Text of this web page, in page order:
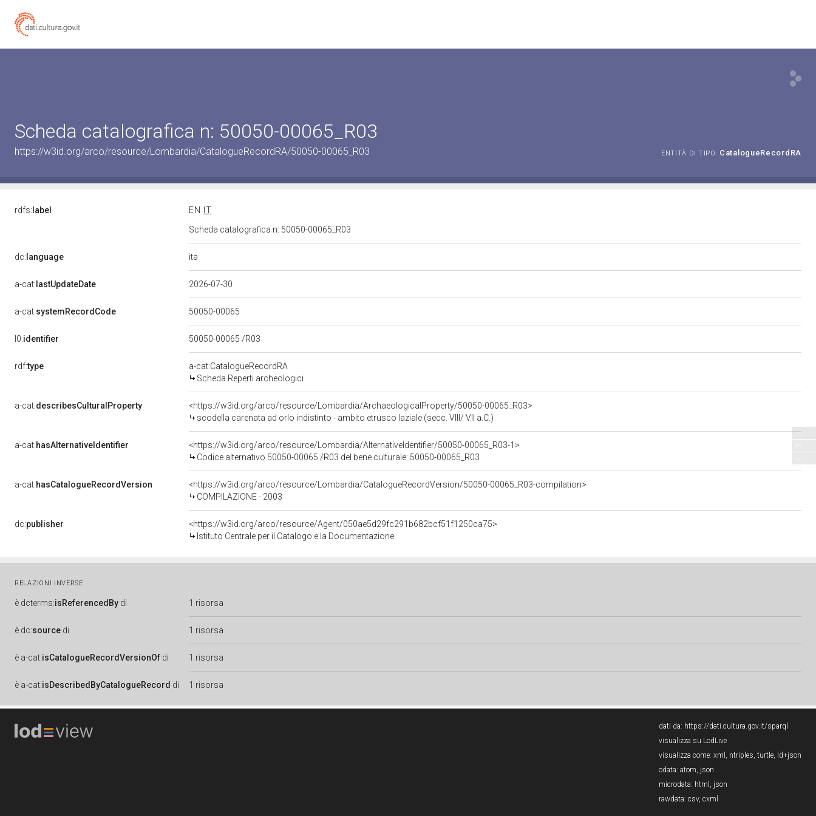
Scheda catalografica n: 50050-00065_R03
https://w3id.org/arco/resource/Lombardia/CatalogueRecordRA/50050-00065_R03 ENTITÀ DI TIPO: CatalogueRecordRA
rdfs: label EN
IT
Scheda catalografica n: 50050-00065_R03
dc: language ita
a-cat: lastUpdateDate 2026-07-30
a-cat:systemRecordCode 50050-00065
l0:identifier 50050-00065 /R03
rdf:type
a-cat:CatalogueRecordRA
Scheda Reperti archeologici
a-cat:describesCulturalProperty
<https://w3id.org/arco/resource/Lombardia/ArchaeologicalProperty/50050-00065_R03>
scodella carenata ad orlo indistinto - ambito etrusco laziale (secc. VIII/ VII a.C.)
a-cat:hasAlternativeIdentifier
<https://w3id.org/arco/resource/Lombardia/AlternativeIdentifier/50050-00065_R03-1>
Codice alternativo 50050-00065 /R03 del bene culturale: 50050-00065_R03
a-cat:hasCatalogueRecordVersion
<https://w3id.org/arco/resource/Lombardia/CatalogueRecordVersion/50050-00065_R03-compilation>
COMPILAZIONE - 2003
dc:publisher
<https://w3id.org/arco/resource/Agent/050ae5d29fc291b682bcf51f1250ca75>
Istituto Centrale per il Catalogo e la Documentazione
RELAZIONI INVERSE
è dcterms:isReferencedBy di 1 risorsa
è dc:source di 1 risorsa
è a-cat:isCatalogueRecordVersionOf di 1 risorsa
è a-cat:isDescribedByCatalogueRecord di 1 risorsa
dati da: https://dati.cultura.gov.it/sparql
visualizza su LodLive
visualizza come: xml , ntriples, turtle, ld+json
odata: atom, json
microdata: html , json
rawdata: csv, cxml